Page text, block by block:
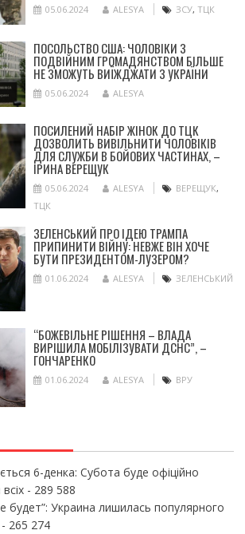
05.06.2024 ALESYA ЗСУ, ТЦК
ПОСОЛЬСТВО США: ЧОЛОВІКИ З
ПОДВІЙНИМ ГРОМАДЯНСТВОМ БІЛЬШЕ
НЕ ЗМОЖУТЬ ВИЇЖДЖАТИ З УКРАЇНИ
05.06.2024 ALESYA
ПОСИЛЕНИЙ НАБІР ЖІНОК ДО ТЦК
ДОЗВОЛИТЬ ВИВІЛЬНИТИ ЧОЛОВІКІВ
ДЛЯ СЛУЖБИ В БОЙОВИХ ЧАСТИНАХ, –
ІРИНА ВЕРЕЩУК
05.06.2024 ALESYA ВЕРЕЩУК,
ТЦК
ЗЕЛЕНСЬКИЙ ПРО ІДЕЮ ТРАМПА
ПРИПИНИТИ ВІЙНУ: НЕВЖЕ ВІН ХОЧЕ
БУТИ ПРЕЗИДЕНТОМ-ЛУЗЕРОМ?
01.06.2024 ALESYA ЗЕЛЕНСЬКИЙ
“БОЖЕВІЛЬНЕ РІШЕННЯ – ВЛАДА
ВИРІШИЛА МОБІЛІЗУВАТИ ДСНС”, –
ГОНЧАРЕНКО
01.06.2024 ALESYA ВРУ
6-денка: Субота буде офіційно
- 289 588
будет”: Украина лишилась популярного
- 265 274